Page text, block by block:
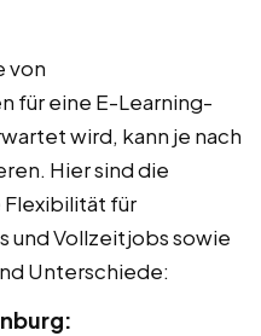
von
für eine E-Learning-
wird, kann je nach
Hier sind die
für
und Vollzeitjobs sowie
Unterschiede: